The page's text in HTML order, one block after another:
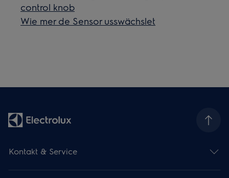
control knob
Wie mer de Sensor usswächslet
Kontakt & Service